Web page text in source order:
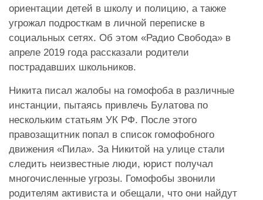
ориентации детей в школу и полицию, а также
угрожал подросткам в личной переписке в
социальных сетях. Об этом «Радио Свобода» в
апреле 2019 года рассказали родители
пострадавших школьников.
Никита писал жалобы на гомофоба в различные
инстанции, пытаясь привлечь Булатова по
нескольким статьям УК РФ. После этого
правозащитник попал в список гомофобного
движения «Пила». За Никитой на улице стали
следить неизвестные люди, юрист получал
многочисленные угрозы. Гомофобы звонили
родителям активиста и обещали, что они найдут